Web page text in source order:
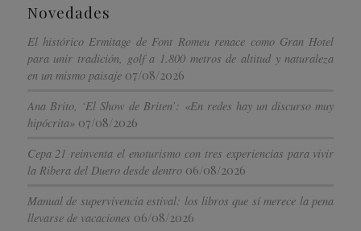
Novedades
El histórico Ermitage de Font Romeu renace como Gran Hotel
para unir tradición, golf a 1.800 metros de altitud y naturaleza
en un mismo paisaje 07/08/2026
Ana Brito, ‘El Show de Briten’: «En redes hay un discurso muy
hipócrita» 07/08/2026
Cepa 21 reinventa el enoturismo con tres experiencias para vivir
la Ribera del Duero desde dentro 06/08/2026
Manual de supervivencia estival: los libros que sí merece la pena
llevarse de vacaciones 06/08/2026